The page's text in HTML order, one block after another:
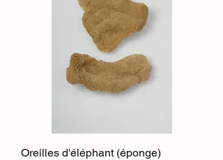
Oreilles d'éléphant (éponge)